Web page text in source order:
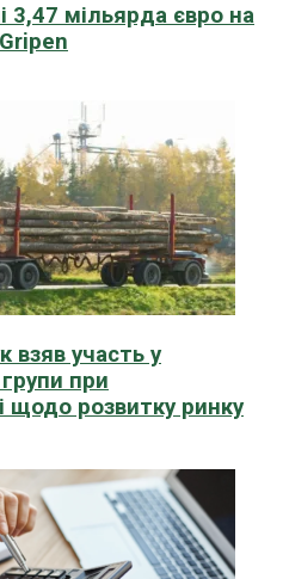
3,47 мільярда євро на
взяв участь у
групи при
щодо розвитку ринку